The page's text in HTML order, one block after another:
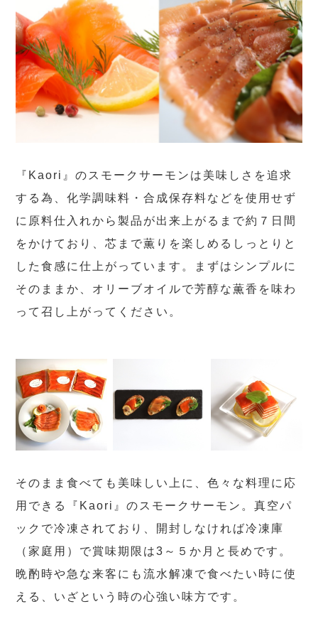
『Kaori』のスモークサーモンは美味しさを追求
する為、化学調味料・合成保存料などを使用せず
に原料仕入れから製品が出来上がるまで約７日間
をかけており、芯まで薫りを楽しめるしっとりと
した食感に仕上がっています。まずはシンプルに
そのままか、オリーブオイルで芳醇な薫香を味わ
って召し上がってください。
そのまま食べても美味しい上に、色々な料理に応
用できる『Kaori』のスモークサーモン。真空パ
ックで冷凍されており、開封しなければ冷凍庫
（家庭用）で賞味期限は3～５か月と長めです。
晩酌時や急な来客にも流水解凍で食べたい時に使
える、いざという時の心強い味方です。